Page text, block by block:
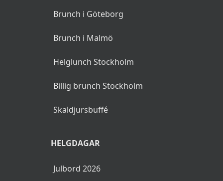
Brunch i Göteborg
Brunch i Malmö
Helglunch Stockholm
Billig brunch Stockholm
Skaldjursbuffé
HELGDAGAR
Julbord 2026